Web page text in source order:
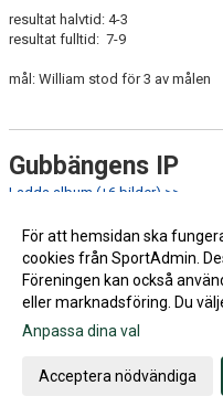
resultat halvtid: 4-3
resultat fulltid: 7-9
mål: William stod för 3 av målen
Gubbängens IP
Ladda album (+6 bilder) >>
MV: Leon Andersson
kapten: Leonidas
mål:
Radwan 9’
För att hemsidan ska
cookies från SportAdmin.
Föreningen kan också
eller marknadsföring. Du
Anpassa dina val
Acceptera nödvändiga